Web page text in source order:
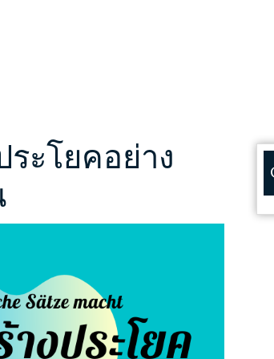
ะโยคอย่าง